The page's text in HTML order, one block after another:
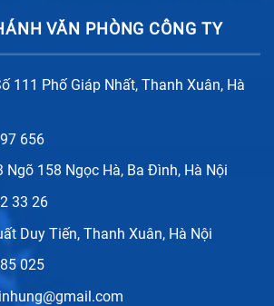
VĂN PHÒNG CÔNG TY
111 Phố Giáp Nhất, Thanh Xuân, Hà
656
Ngõ 158 Ngọc Hà, Ba Đình, Hà Nội
33 26
Duy Tiến, Thanh Xuân, Hà Nội
025